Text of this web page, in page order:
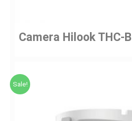
Camera Hilook THC-
Sale!